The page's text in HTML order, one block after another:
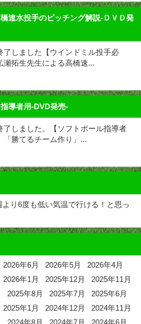
速水投手のピッチング解説-ＤＶＤ発
了しました【ウインドミル投手必
瀬拓生先生による高橋速...
導者用-DVD発売-
了しました。【ソフトボール指導者
「勝てるチーム作り」...
り6度も低い気温で行ける！と思っ
2026年6月 2026年5月
2026年4月
2026年1月 2025年12月
2025年11月
2025年8月 2025年7月
2025年6月
2025年1月 2024年12月
2024年11月
2024年8月 2024年7月
2024年6月